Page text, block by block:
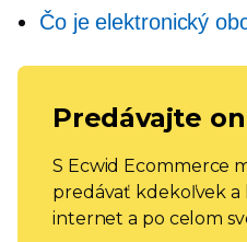
Čo je elektronický
Predávajte
S Ecwid Ecommerce
predávať kdekoľvek a
internet a po celom